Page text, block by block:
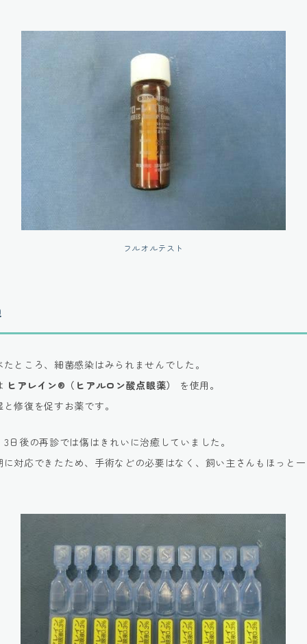
フルオルテスト
ところ、細菌感染はみられませんでした。
ヒアレイン®（ヒアルロン酸点眼薬）
を使用。
修復を促すお薬です。
日後の再診では傷はきれいに治癒していました。
対応できたため、手術などの必要はなく、飼い主さんもほっと